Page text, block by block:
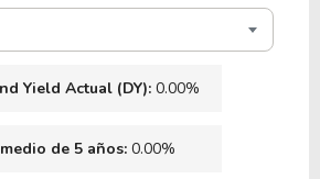
2.53%
Yield Actual (DY): 0.00%
de 5 años: 0.00%